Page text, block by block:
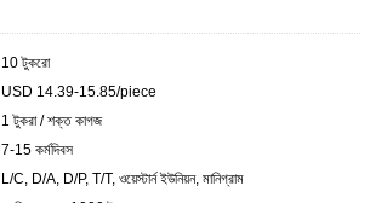
10 টুকরো
USD 14.39-15.85/piece
1 টুকরা / শক্ত কাগজ
7-15 কর্মদিবস
L/C, D/A, D/P, T/T, ওয়েস্টার্ন ইউনিয়ন, মানিগ্রাম